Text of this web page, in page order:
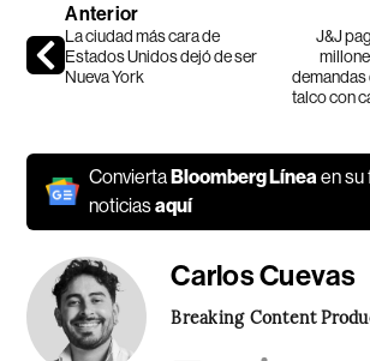
Anterior
La ciudad más cara de
Estados Unidos dejó de ser
Nueva York
J&J
demandas
talco con
ConviertaBloomberg Línea en su
noticiasaquí
Carlos Cuevas
Breaking Content